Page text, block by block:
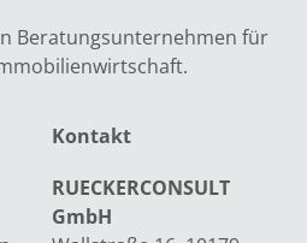
Beratungsunternehmen für
Kontakt
RUECKERCONSULT
GmbH